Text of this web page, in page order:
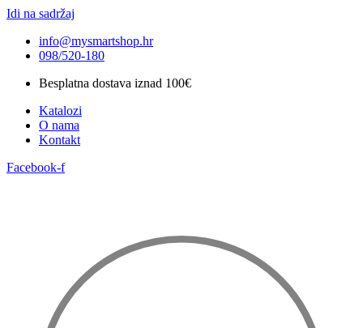
Idi na sadržaj
info@mysmartshop.hr
098/520-180
Besplatna dostava iznad 100€
Katalozi
O nama
Kontakt
Facebook-f